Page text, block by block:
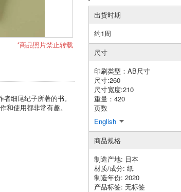
*商品照片禁止转载
细尾纪子所著的书。
和使用都非常有趣。
出货时期
约1周
尺寸
印刷类型：AB尺寸
尺寸:260
尺寸宽度:210
重量：420
页数
English
商品规格
制造产地: 日本
材质/成分: 纸
制造年份: 2020
产品标签: 无标签